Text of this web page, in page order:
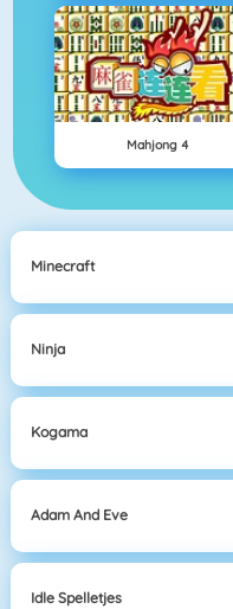
Mahjong 4
Minecraft
Ninja
Kogama
Adam And Eve
Idle Spelletjes